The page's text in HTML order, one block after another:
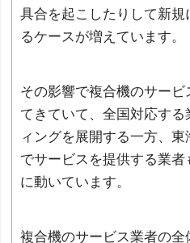
具合を起こしたりして新
るケースが増えています。
その影響で複合機のサー
てきていて、全国対応す
ィングを展開する一方、
でサービスを提供する業
に動いています。
複合機のサービス業者の全